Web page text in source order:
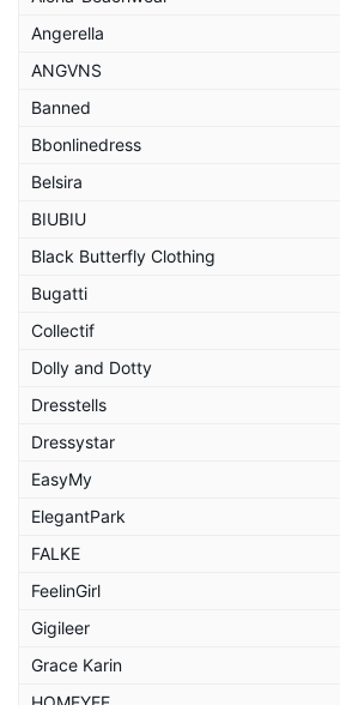
Angerella
ANGVNS
Banned
Bbonlinedress
Belsira
BIUBIU
Black Butterfly Clothing
Bugatti
Collectif
Dolly and Dotty
Dresstells
Dressystar
EasyMy
ElegantPark
FALKE
FeelinGirl
Gigileer
Grace Karin